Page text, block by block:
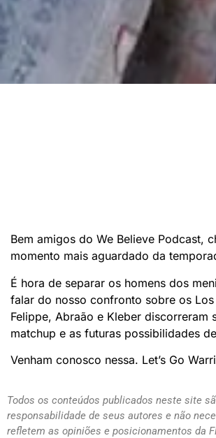
Bem amigos do We Believe Podcast,
momento mais aguardado da
É hora de separar os homens dos
falar do nosso confronto sobre os Los
Felippe, Abraão e Kleber discorreram
matchup e as futuras possibilidades
Venham conosco nessa. Let’s Go
Todos os conteúdos publicados neste site
responsabilidade de seus autores e não
refletem as opiniões e posicionamentos da